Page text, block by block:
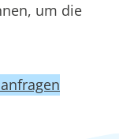
um die